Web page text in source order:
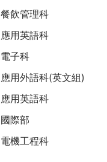
餐飲管理科
應用英語科
電子科
應用外語科(英文組)
應用英語科
國際部
電機工程科